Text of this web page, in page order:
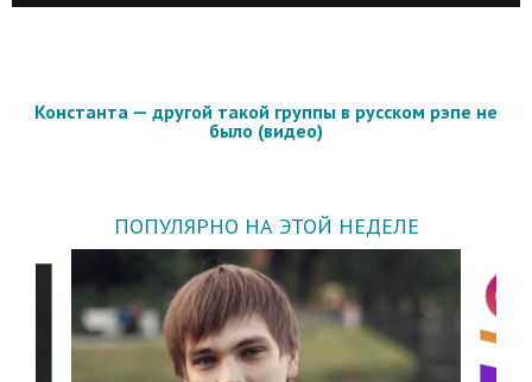
Константа — другой такой группы в русском рэпе не
было (видео)
ПОПУЛЯРНО НА ЭТОЙ НЕДЕЛЕ